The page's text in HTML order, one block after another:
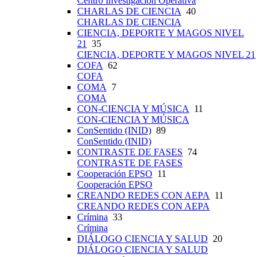
CHARLAS DE CIENCIA 40
CHARLAS DE CIENCIA
CIENCIA, DEPORTE Y MAGOS NIVEL
21
35
CIENCIA, DEPORTE Y MAGOS NIVEL 21
COFA 62
COFA
COMA
7
COMA
CON-CIENCIA Y MÚSICA
11
CON-CIENCIA Y MÚSICA
ConSentido (INID) 89
ConSentido (INID)
CONTRASTE DE FASES 74
CONTRASTE DE FASES
Cooperación EPSO 11
Cooperación EPSO
CREANDO REDES CON AEPA
11
CREANDO REDES CON AEPA
Crímina 33
Crímina
DIÁLOGO CIENCIA Y SALUD 20
DIÁLOGO CIENCIA Y SALUD